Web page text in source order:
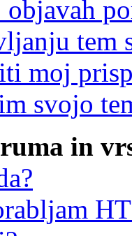
tem
moj
svojo
in